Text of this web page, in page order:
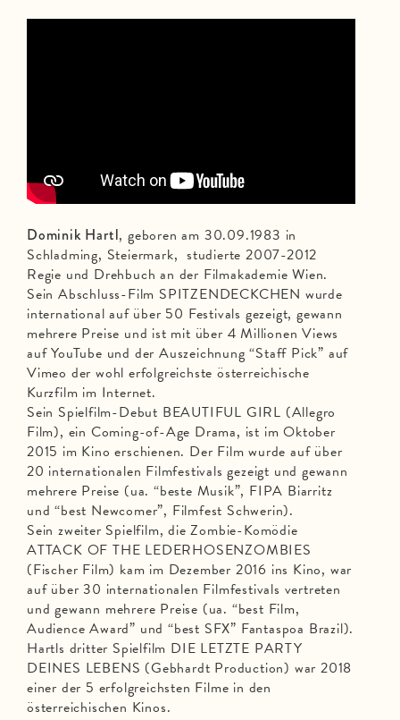
Dominik Hartl, geboren am 30.09.1983 in
Schladming, Steiermark, studierte 2007-2012
Regie und Drehbuch an der Filmakademie Wien.
Sein Abschluss-Film SPITZENDECKCHEN wurde
international auf über 50 Festivals gezeigt, gewann
mehrere Preise und ist mit über 4 Millionen Views
auf YouTube und der Auszeichnung “Staff Pick” auf
Vimeo der wohl erfolgreichste österreichische
Kurzfilm im Internet.
Sein Spielfilm-Debut BEAUTIFUL GIRL (Allegro
Film), ein Coming-of-Age Drama, ist im Oktober
2015 im Kino erschienen. Der Film wurde auf über
20 internationalen Filmfestivals gezeigt und gewann
mehrere Preise (ua. “beste Musik”, FIPA Biarritz
und “best Newcomer”, Filmfest Schwerin).
Sein zweiter Spielfilm, die Zombie-Komödie
ATTACK OF THE LEDERHOSENZOMBIES
(Fischer Film) kam im Dezember 2016 ins Kino, war
auf über 30 internationalen Filmfestivals vertreten
und gewann mehrere Preise (ua. “best Film,
Audience Award” und “best SFX” Fantaspoa Brazil).
Hartls dritter Spielfilm DIE LETZTE PARTY
DEINES LEBENS (Gebhardt Production) war 2018
einer der 5 erfolgreichsten Filme in den
österreichischen Kinos.